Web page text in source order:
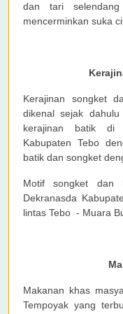
dan tari
mencerminkan suka
Kerajinan songket
dikenal sejak
kerajinan batik di
Kabupaten Tebo
batik dan songket
Motif songket dan
Dekranasda
lintas Tebo - Muara
Makanan khas
Tempoyak yang